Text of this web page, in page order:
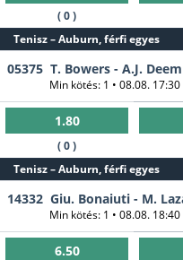
Gyeplabda
( 0 )
Tenisz – Auburn, férfi egyes
05375 T. Bowers - A.J. Deem
Min kötés: 1 • 08.08. 17:30
1.80
( 0 )
Tenisz – Auburn, férfi egyes
14332 Giu. Bonaiuti - M.
Min kötés: 1 • 08.08. 18:40
6.50